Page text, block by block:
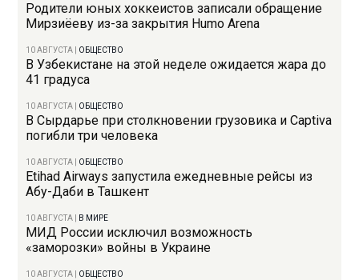
Родители юных хоккеистов записали обращение
Мирзиёеву из-за закрытия Humo Arena
10 АВГУСТА ОБЩЕСТВО
В Узбекистане на этой неделе ожидается жара до
41 градуса
10 АВГУСТА ОБЩЕСТВО
В Сырдарье при столкновении грузовика и Captiva
погибли три человека
10 АВГУСТА ОБЩЕСТВО
Etihad Airways запустила ежедневные рейсы из
Абу-Даби в Ташкент
10 АВГУСТА В МИРЕ
МИД России исключил возможность
«заморозки» войны в Украине
10 АВГУСТА ОБЩЕСТВО